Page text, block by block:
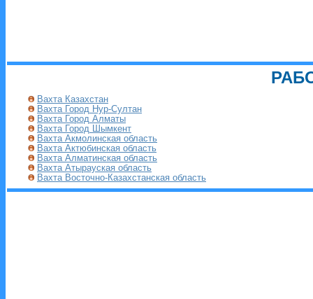
Вахта Казахстан
Вахта Город Нур-Султан
Вахта Город Алматы
Вахта Город Шымкент
Вахта Акмолинская область
Вахта Актюбинская область
Вахта Алматинская область
Вахта Атырауская область
Вахта Восточно-Казахстанская область